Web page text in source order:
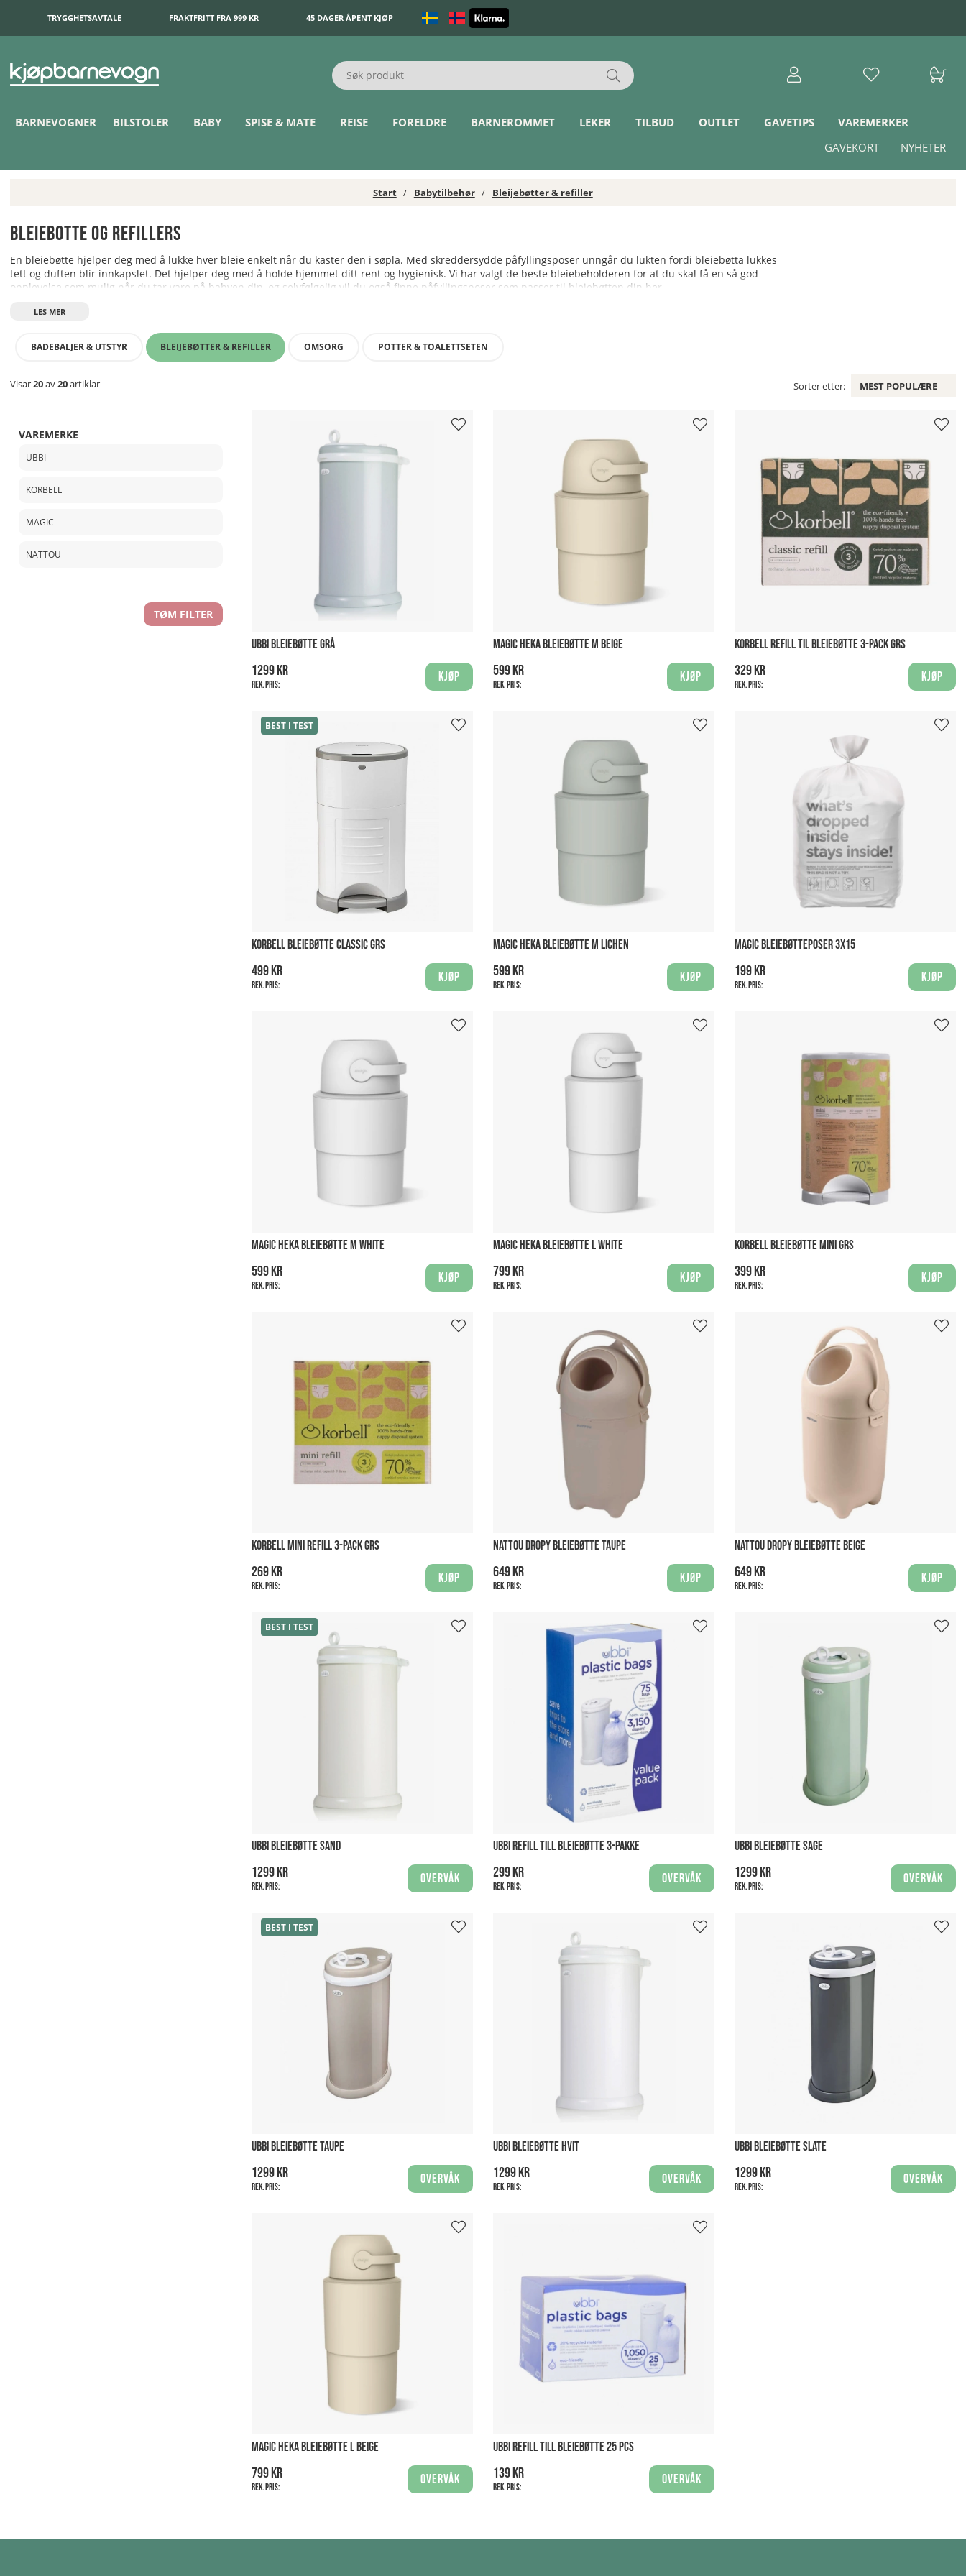
TRYGGHETSAVTALE FRAKTFRITT FRA 999 KR 45 DAGER ÅPENT KJØP
BARNEVOGNER BILSTOLER BABY SPISE & MATE REISE FORELDRE BARNEROMMET LEKER TILBUD OUTLET GAVETIPS
VAREMERKER
NYHETER
GAVEKORT
Start Babytilbehør Bleijebøtter & refiller
Bleiebotte og refillers
En bleiebøtte hjelper deg med å lukke hver bleie enkelt når du kaster den i søpla. Med skreddersydde påfyllingsposer unngår du lukten fordi bleiebøtta lukkes
tett og duften blir innkapslet. Det hjelper deg med å holde hjemmet ditt rent og hygienisk. Vi har valgt de beste bleiebeholderen for at du skal få en så god
opplevelse som mulig når du tar vare på babyen din, og selvfølgelig vil du også finne påfyllingsposer som passer til bleiebøtten din her.
BADEBALJER & UTSTYR BLEIJEBØTTER & REFILLER OMSORG POTTER & TOALETTSETEN
Visar20av20artiklar Sorter etter: MEST POPULÆRE
VAREMERKE
UBBI
KORBELL
MAGIC
NATTOU
TØM FILTER
UBBI BLEIEBØTTE GRÅ
1299 kr
Rek. pris:
Kjøp
MAGIC HEKA BLEIEBØTTE M BEIGE
599 kr
Rek. pris:
Kjøp
KORBELL REFILL TIL BLEIEBØTTE 3-PACK GRS
329 kr
Rek. pris:
Kjøp
BEST I TEST
KORBELL BLEIEBØTTE CLASSIC GRS
499 kr
Rek. pris:
Kjøp
MAGIC HEKA BLEIEBØTTE M LICHEN
599 kr
Rek. pris:
Kjøp
MAGIC BLEIEBØTTEPOSER 3X15
199 kr
Rek. pris:
Kjøp
MAGIC HEKA BLEIEBØTTE M WHITE
599 kr
Rek. pris:
Kjøp
MAGIC HEKA BLEIEBØTTE L WHITE
799 kr
Rek. pris:
Kjøp
KORBELL BLEIEBØTTE MINI GRS
399 kr
Rek. pris:
Kjøp
KORBELL MINI REFILL 3-PACK GRS
269 kr
Rek. pris:
Kjøp
NATTOU DROPY BLEIEBØTTE TAUPE
649 kr
Rek. pris:
Kjøp
NATTOU DROPY BLEIEBØTTE BEIGE
649 kr
Rek. pris:
Kjøp
BEST I TEST
UBBI BLEIEBØTTE SAND
1299 kr
Rek. pris:
Overvåk
UBBI REFILL TILL BLEIEBØTTE 3-PAKKE
299 kr
Rek. pris:
Overvåk
UBBI BLEIEBØTTE SAGE
1299 kr
Rek. pris:
Overvåk
BEST I TEST
UBBI BLEIEBØTTE TAUPE
1299 kr
Rek. pris:
Overvåk
UBBI BLEIEBØTTE HVIT
1299 kr
Rek. pris:
Overvåk
UBBI BLEIEBØTTE SLATE
1299 kr
Rek. pris:
Overvåk
MAGIC HEKA BLEIEBØTTE L BEIGE
799 kr
Rek. pris:
Overvåk
UBBI REFILL TILL BLEIEBØTTE 25 PCS
139 kr
Rek. pris:
Overvåk